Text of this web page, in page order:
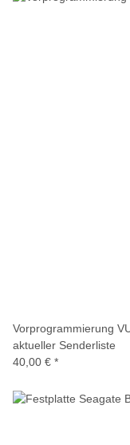
Vorprogrammierung
aktueller Senderliste
40,00 € *